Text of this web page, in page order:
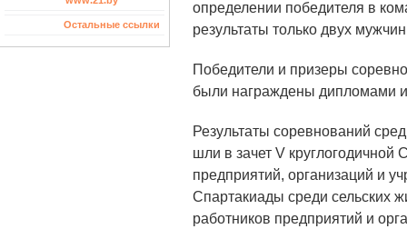
Остальные ссылки
определении победителя в
результаты только двух
Победители и призеры
были награждены дипломами
Результаты соревнований
шли в зачет V круглогодичной
предприятий, организаций и
Спартакиады среди сельских
работников предприятий и